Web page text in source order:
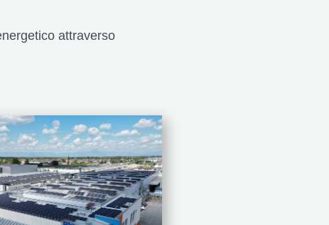
attraverso